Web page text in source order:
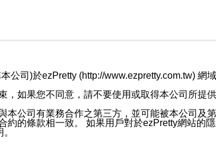
公司)於ezPretty (http://www.ezpretty.com.tw)
如果您不同意，請不要使用或取得本公司所提供
公司有業務合作之第三方，並可能被本公司及
的條款相一致。 如果用戶對於ezPretty網站的